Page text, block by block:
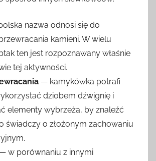
nazwa odnosi się do
kamieni. W wielu
ten jest rozpoznawany właśnie
tej aktywności.
— kamykówka potrafi
dziobem dźwignię i
elementy wybrzeża, by znaleźć
świadczy o złożonym zachowaniu
— w porównaniu z innymi